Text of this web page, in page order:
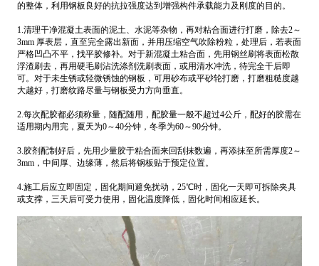
的整体，利用钢板良好的抗拉强度达到增强构件承载能力及刚度的目的。
1.清理干净混凝土表面的泥土、水泥等杂物，再对粘合面进行打磨，除去2～
3mm 厚表层，直至完全露出新面，并用压缩空气吹除粉粒，处理后，若表面
严格凹凸不平，找平胶修补。对于新混凝土粘合面，先用钢丝刷将表面松散
浮渣刷去，再用硬毛刷沾洗涤剂洗刷表面，或用清水冲洗，待完全干后即
可。对于未生锈或轻微锈蚀的钢板，可用砂布或平砂轮打磨，打磨粗糙度越
大越好，打磨纹路尽量与钢板受力方向垂直。
2.每次配胶都必须称量，随配随用，配胶量一般不超过4公斤，配好的胶需在
适用期内用完，夏天为0～40分钟，冬季为60～90分钟。
3.胶剂配制好后，先用少量胶于粘合面来回刮抹数遍，再添抹至所需厚度2～
3mm，中间厚、边缘薄，然后将钢板贴于预定位置。
4.施工后应立即固定，固化期间避免扰动，25℃时，固化一天即可拆除夹具
或支撑，三天后可受力使用，固化温度降低，固化时间相应延长。